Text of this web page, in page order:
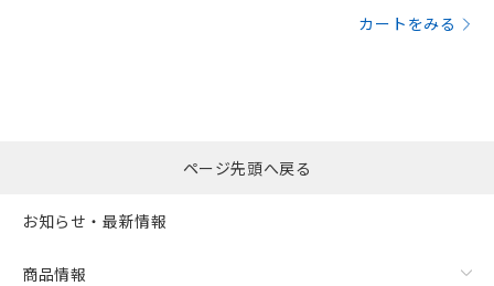
カートをみる
ページ先頭へ戻る
お知らせ・最新情報
商品情報